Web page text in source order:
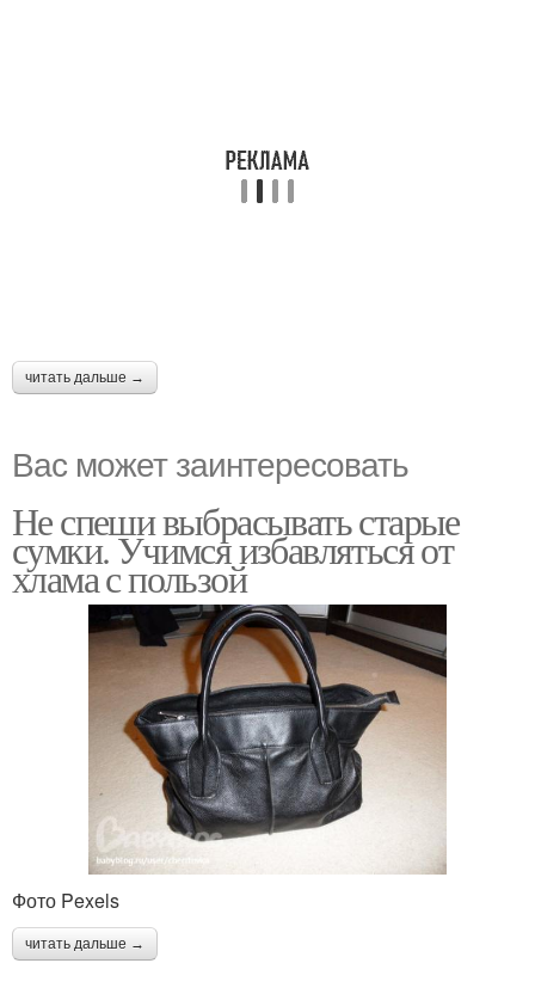
читать дальше →
Вас может заинтересовать
Не спеши выбрасывать старые
сумки. Учимся избавляться от
хлама с пользой
Фото Pexels
читать дальше →